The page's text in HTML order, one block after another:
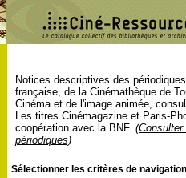
Notices descriptives des
française, de la Cinémathèque de
Cinéma et de l'image animée,
Les titres Cinémagazine et Paris-
coopération avec la BNF.
périodiques)
Sélectionner les critères de